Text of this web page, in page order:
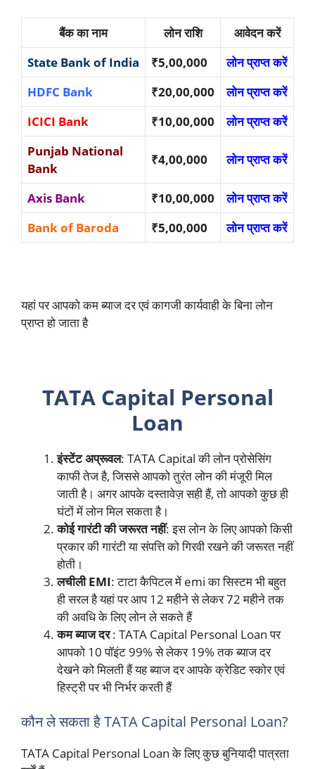
बैंक का नाम लोन राशि
आवेदन करें
State Bank of India
₹5,00,000
लोन प्राप्त करें
HDFC Bank
₹20,00,000
लोन प्राप्त करें
ICICI Bank
₹10,00,000
लोन प्राप्त करें
Punjab National
Bank
₹4,00,000 लोन प्राप्त करें
Axis Bank ₹10,00,000
लोन प्राप्त करें
Bank of Baroda
₹5,00,000 लोन प्राप्त करें
यहां पर आपको कम ब्याज दर एवं कागजी कार्यवाही के बिना लोन
प्राप्त हो जाता है
TATA Capital Personal
Loan
इंस्टेंट अप्रूवल: TATA Capital की लोन प्रोसेसिंग
काफी तेज है, जिससे आपको तुरंत लोन की मंजूरी मिल
जाती है। अगर आपके दस्तावेज़ सही हैं, तो आपको कुछ ही
घंटों में लोन मिल सकता है।
कोई गारंटी की जरूरत नहीं: इस लोन के लिए आपको किसी
प्रकार की गारंटी या संपत्ति को गिरवी रखने की जरूरत नहीं
होती।
लचीली EMI: टाटा कैपिटल में emi का सिस्टम भी बहुत
ही सरल है यहां पर आप 12 महीने से लेकर 72 महीने तक
की अवधि के लिए लोन ले सकते हैं
कम ब्याज दर: TATA Capital Personal Loan पर
आपको 10 पॉइंट 99% से लेकर 19% तक ब्याज दर
देखने को मिलती हैं यह ब्याज दर आपके क्रेडिट स्कोर एवं
हिस्ट्री पर भी निर्भर करती हैं
कौन ले सकता है TATA Capital Personal Loan?
TATA Capital Personal Loan के लिए कुछ बुनियादी पात्रता